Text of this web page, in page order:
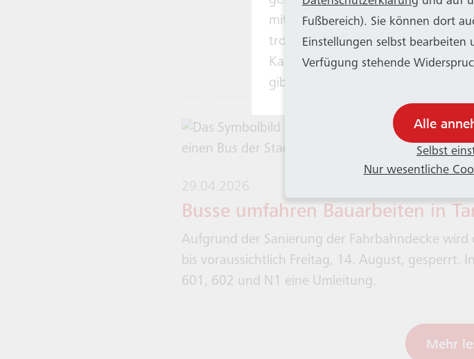
Mehr
29.04.2026
Busse umfahren Bauarbeiten in
Aufgrund der Sanierung der Fahrbahndecke
bis voraussichtlich Freitag, 14. August, gesperrt.
601, 602 und N1 eine Umleitung.
Mehr
mit 14 Fahrzeugen. SWB Bus und
trotzdem vorübergehend auf allen
Kapazitäten geben kann und
gibt es
Fußbereich). Sie können dort
Einstellungen selbst bearbeiten
Verfügung stehende
Alle
Selbst
Nur wesentliche